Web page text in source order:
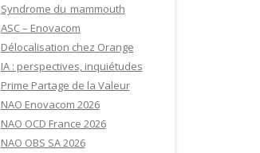
Syndrome du mammouth
ASC – Enovacom
Délocalisation chez Orange
IA : perspectives, inquiétudes
Prime Partage de la Valeur
NAO Enovacom 2026
NAO OCD France 2026
NAO OBS SA 2026